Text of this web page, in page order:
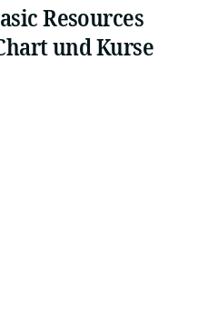
Resources
und Kurse